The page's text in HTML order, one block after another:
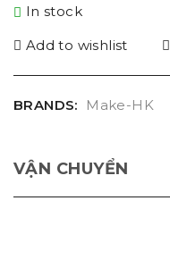
In stock
Add to wishlist
BRANDS: Make-HK
VẬN CHUYỂN